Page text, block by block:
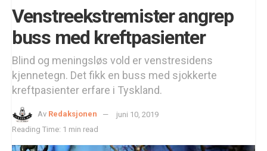
Venstreekstremister angrep
buss med kreftpasienter
Blind og meningsløs vold er venstresidens
kjennetegn. Det fikk en buss med sjokkerte
kreftpasienter erfare i Tyskland.
Av Redaksjonen
juni 10, 2019
Reading Time: 1 min read